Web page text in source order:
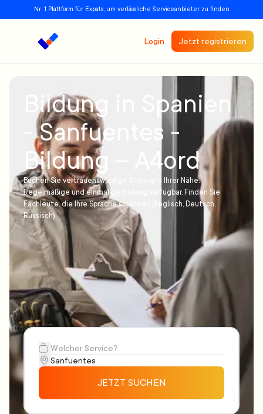
Nr. 1 Plattform für Expats, um verlässliche Serviceanbieter zu finden
Login Jetzt registrieren
Bildung in Spanien
- Sanfuentes -
Bildung – A4ord
Buchen Sie vertrauenswürdige Bildung in Ihrer Nähe.
Regelmäßige und einmalige Bildung verfügbar. Finden Sie
Fachleute, die Ihre Sprache sprechen (Englisch, Deutsch,
Russisch)
JETZT SUCHEN